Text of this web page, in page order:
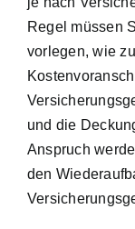
Regel müssen
vorlegen, wie
und die
Anspruch
den